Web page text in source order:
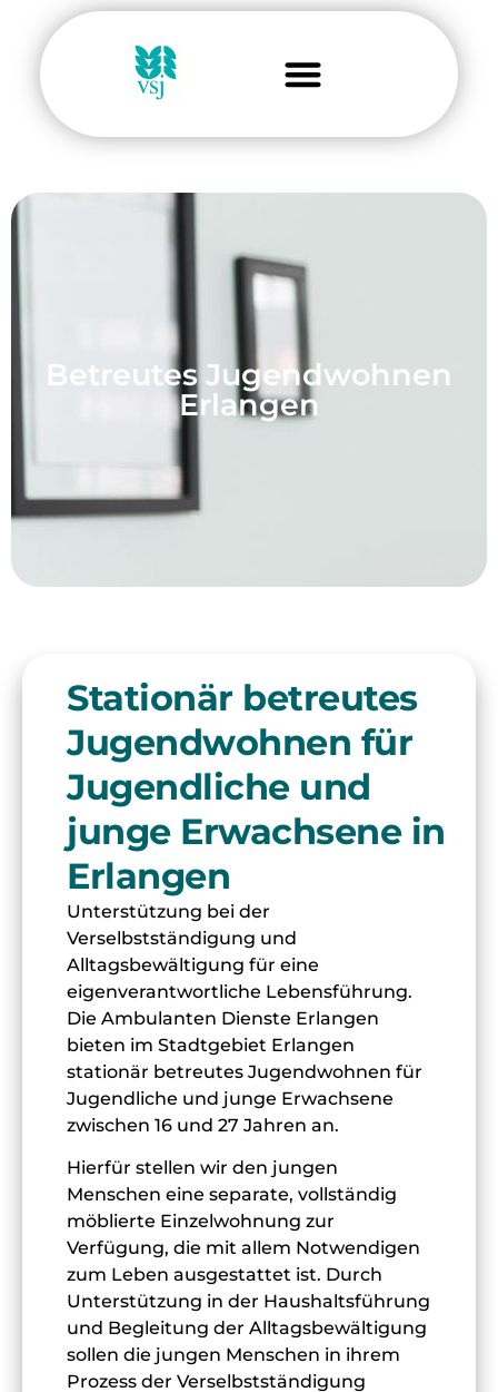
Betreutes Jugendwohnen
Erlangen
Stationär betreutes
Jugendwohnen für
Jugendliche und
junge Erwachsene in
Erlangen
Unterstützung bei der
Verselbstständigung und
Alltagsbewältigung für eine
eigenverantwortliche Lebensführung.
Die Ambulanten Dienste Erlangen
bieten im Stadtgebiet Erlangen
stationär betreutes Jugendwohnen für
Jugendliche und junge Erwachsene
zwischen 16 und 27 Jahren an.
Hierfür stellen wir den jungen
Menschen eine separate, vollständig
möblierte Einzelwohnung zur
Verfügung, die mit allem Notwendigen
zum Leben ausgestattet ist. Durch
Unterstützung in der Haushaltsführung
und Begleitung der Alltagsbewältigung
sollen die jungen Menschen in ihrem
Prozess der Verselbstständigung